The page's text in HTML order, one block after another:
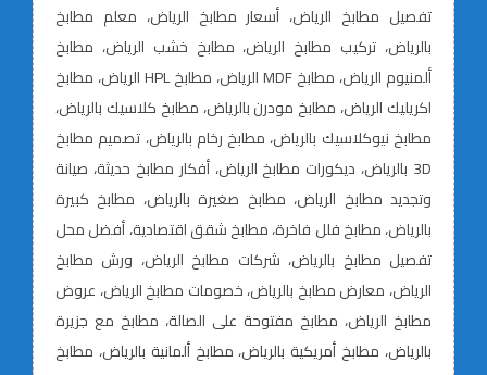
تفصيل مطابخ الرياض، أسعار مطابخ الرياض، معلم مطابخ
بالرياض، تركيب مطابخ الرياض، مطابخ خشب الرياض، مطابخ
ألمنيوم الرياض، مطابخ MDF الرياض، مطابخ HPL الرياض، مطابخ
اكريليك الرياض، مطابخ مودرن بالرياض، مطابخ كلاسيك بالرياض،
مطابخ نيوكلاسيك بالرياض، مطابخ رخام بالرياض، تصميم مطابخ
3D بالرياض، ديكورات مطابخ الرياض، أفكار مطابخ حديثة، صيانة
وتجديد مطابخ الرياض، مطابخ صغيرة بالرياض، مطابخ كبيرة
بالرياض، مطابخ فلل فاخرة، مطابخ شقق اقتصادية، أفضل محل
تفصيل مطابخ بالرياض، شركات مطابخ الرياض، ورش مطابخ
الرياض، معارض مطابخ بالرياض، خصومات مطابخ الرياض، عروض
مطابخ الرياض، مطابخ مفتوحة على الصالة، مطابخ مع جزيرة
بالرياض، مطابخ أمريكية بالرياض، مطابخ ألمانية بالرياض، مطابخ